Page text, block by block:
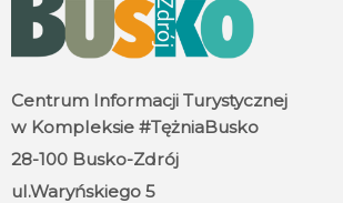
Centrum Informacji Turystycznej
w Kompleksie #TężniaBusko
28-100 Busko-Zdrój
ul.Waryńskiego 5